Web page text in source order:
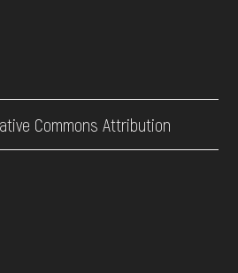
Commons Attribution